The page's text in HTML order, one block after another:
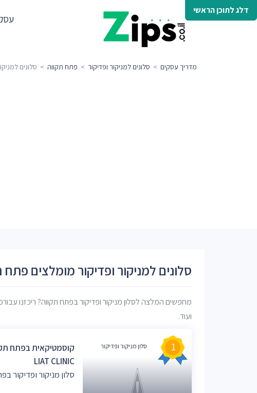
דלג לתוכן הראשי
מדריך עסקים > סלונים למניקור ופדיקור > פתח תקווה > סלונים
סלונים למניקור ופדיקור מומלצים פתח
מחפשים המלצה לסלון מניקור ופדיקור בפתח תקווה? ריכזנו
ועוד.
סלון מניקור ופדיקור 1
קוסמטיקאית בפתח
LIAT CLINIC
סלון מניקור ופדיקור